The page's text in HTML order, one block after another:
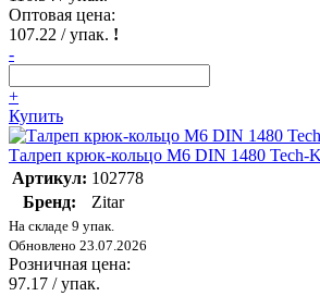
Оптовая цена:
107.22 / упак. !
-
+
Купить
Талреп крюк-кольцо М6 DIN 1480 Tech-
Артикул: 102778
Бренд:
Zitar
На складе 9 упак.
Обновлено 23.07.2026
Розничная цена:
97.17 / упак.